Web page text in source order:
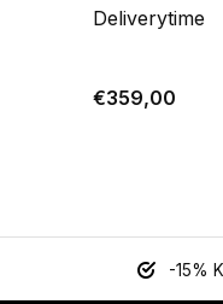
Deliverytime
€359,00
-15%